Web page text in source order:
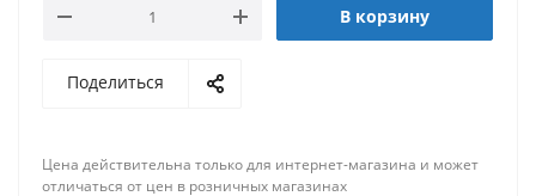
В корзину
Поделиться
Цена действительна только для интернет-магазина и может
отличаться от цен в розничных магазинах